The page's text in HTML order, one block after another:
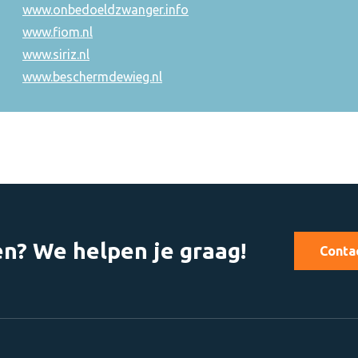
www.onbedoeldzwanger.info
www.fiom.nl
www.siriz.nl
www.beschermdewieg.nl
We helpen je graag!